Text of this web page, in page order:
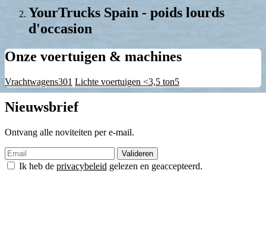
YourTrucks Spain - poids lourds
d'occasion
Onze voertuigen & machines
Vrachtwagens301 Lichte voertuigen <3,5 ton5
Nieuwsbrief
Ontvang alle noviteiten per e-mail.
Ik heb de privacybeleid gelezen en geaccepteerd.